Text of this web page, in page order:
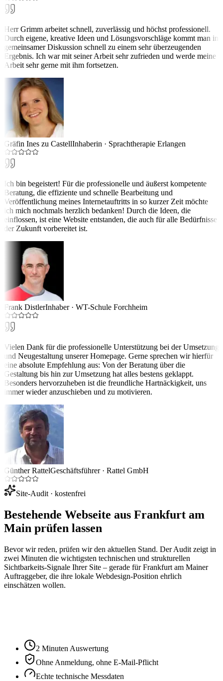
Herr Grimm arbeitet schnell, zuverlässig und höchst professionell.
Durch eigene, kreative Ideen und Lösungsvorschläge kommt man in
gemeinsamer Diskussion schnell zu einem sehr überzeugenden
Ergebnis. Ich war mit seiner Arbeit sehr zufrieden und werde meine
Arbeit sehr gerne mit ihm fortsetzen.
Gräfin Ines zu CastellInhaberin · Sprachtherapie Erlangen
Ich bin begeistert! Für die professionelle und äußerst kompetente
Beratung, die effiziente und schnelle Bearbeitung und
Veröffentlichung meines Internetauftritts in so kurzer Zeit möchte
ich mich nochmals herzlich bedanken! Durch die Ideen, die
einflossen, ist eine Website entstanden, die auch für alle Bedürfnisse
der Zukunft vorbereitet ist.
Frank DistlerInhaber· WT-Schule Forchheim
Vielen Dank für die professionelle Unterstützung bei der Umsetzung
und Neugestaltung unserer Homepage. Gerne sprechen wir hierfür
eine absolute Empfehlung aus: Von der Beratung über die
Gestaltung bis hin zur Umsetzung hat alles bestens geklappt.
Besonders hervorzuheben ist die freundliche Hartnäckigkeit, uns
immer wieder anzuschieben und zu motivieren.
Günther RattelGeschäftsführer· Rattel GmbH
Site-Audit · kostenfrei
Bestehende Webseite aus Frankfurt am
Main prüfen lassen
Bevor wir reden, prüfen wir den aktuellen Stand. Der Audit zeigt in
zwei Minuten die wichtigsten technischen und strukturellen
Sichtbarkeits-Signale Ihrer Site – gerade für Frankfurt am Mainer
Auftraggeber, die ihre lokale Webdesign-Position ehrlich
einschätzen wollen.
2 Minuten Auswertung
Ohne Anmeldung, ohne E-Mail-Pflicht
Echte technische Messdaten